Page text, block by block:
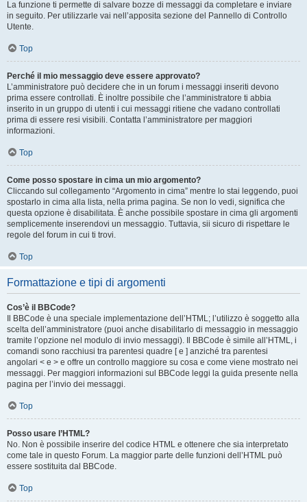
La funzione ti permette di salvare bozze di messaggi da completare e inviare
in seguito. Per utilizzarle vai nell’apposita sezione del Pannello di Controllo
Utente.
Top
Perché il mio messaggio deve essere approvato?
L’amministratore può decidere che in un forum i messaggi inseriti devono
prima essere controllati. È inoltre possibile che l’amministratore ti abbia
inserito in un gruppo di utenti i cui messaggi ritiene che vadano controllati
prima di essere resi visibili. Contatta l’amministratore per maggiori
informazioni.
Top
Come posso spostare in cima un mio argomento?
Cliccando sul collegamento “Argomento in cima” mentre lo stai leggendo, puoi
spostarlo in cima alla lista, nella prima pagina. Se non lo vedi, significa che
questa opzione è disabilitata. È anche possibile spostare in cima gli argomenti
semplicemente inserendovi un messaggio. Tuttavia, sii sicuro di rispettare le
regole del forum in cui ti trovi.
Top
Formattazione e tipi di argomenti
Cos’è il BBCode?
Il BBCode è una speciale implementazione dell’HTML; l’utilizzo è soggetto alla
scelta dell’amministratore (puoi anche disabilitarlo di messaggio in messaggio
tramite l’opzione nel modulo di invio messaggi). Il BBCode è simile all’HTML, i
comandi sono racchiusi tra parentesi quadre [ e ] anziché tra parentesi
angolari < e > e offre un controllo maggiore su cosa e come viene mostrato nei
messaggi. Per maggiori informazioni sul BBCode leggi la guida presente nella
pagina per l’invio dei messaggi.
Top
Posso usare l’HTML?
No. Non è possibile inserire del codice HTML e ottenere che sia interpretato
come tale in questo Forum. La maggior parte delle funzioni dell’HTML può
essere sostituita dal BBCode.
Top